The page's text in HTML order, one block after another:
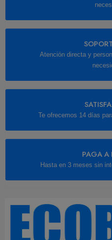
Atención directa y
Te ofrecemos 14 días
PAGA A
Hasta en 3 meses sin